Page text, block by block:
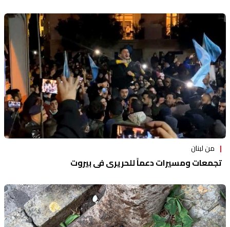
من لبنان
تجمعات ومسيرات دعماً للحريري في بيروت